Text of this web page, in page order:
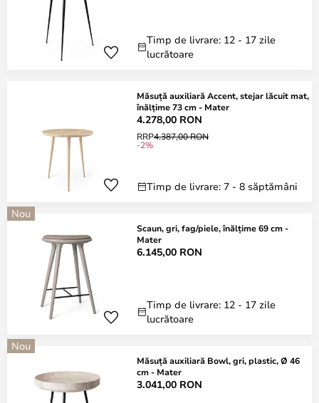
Timp de livrare: 12 - 17 zile
lucrătoare
Măsuță auxiliară Accent, stejar lăcuit mat,
înălțime 73 cm - Mater
4.278,00 RON
RRP4.387,00 RON
-2%
Timp de livrare: 7 - 8 săptămâni
Nou
Scaun, gri, fag/piele, înălțime 69 cm -
Mater
6.145,00 RON
Timp de livrare: 12 - 17 zile
lucrătoare
Nou
Măsuță auxiliară Bowl, gri, plastic, Ø 46
cm - Mater
3.041,00 RON